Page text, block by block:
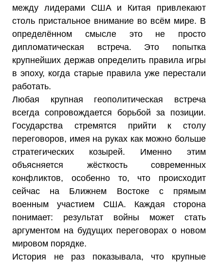
между лидерами США и Китая привлекают
столь пристальное внимание во всём мире. В
определённом смысле это не просто
дипломатическая встреча. Это попытка
крупнейших держав определить правила игры
в эпоху, когда старые правила уже перестали
работать.
Любая крупная геополитическая встреча
всегда сопровождается борьбой за позиции.
Государства стремятся прийти к столу
переговоров, имея на руках как можно больше
стратегических козырей. Именно этим
объясняется жёсткость современных
конфликтов, особенно то, что происходит
сейчас на Ближнем Востоке с прямым
военным участием США. Каждая сторона
понимает: результат войны может стать
аргументом на будущих переговорах о новом
мировом порядке.
История не раз показывала, что крупные